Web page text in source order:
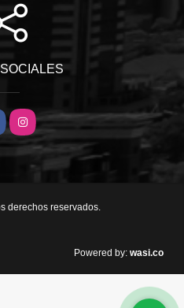
Instagram
derechos reservados.
Powered by: wasi.co